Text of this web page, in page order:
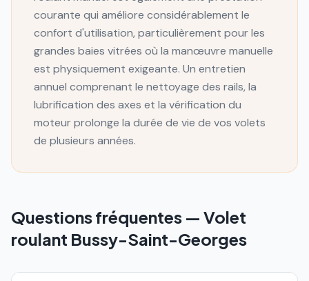
courante qui améliore considérablement le
confort d'utilisation, particulièrement pour les
grandes baies vitrées où la manœuvre manuelle
est physiquement exigeante. Un entretien
annuel comprenant le nettoyage des rails, la
lubrification des axes et la vérification du
moteur prolonge la durée de vie de vos volets
de plusieurs années.
Questions fréquentes — Volet
roulant Bussy-Saint-Georges